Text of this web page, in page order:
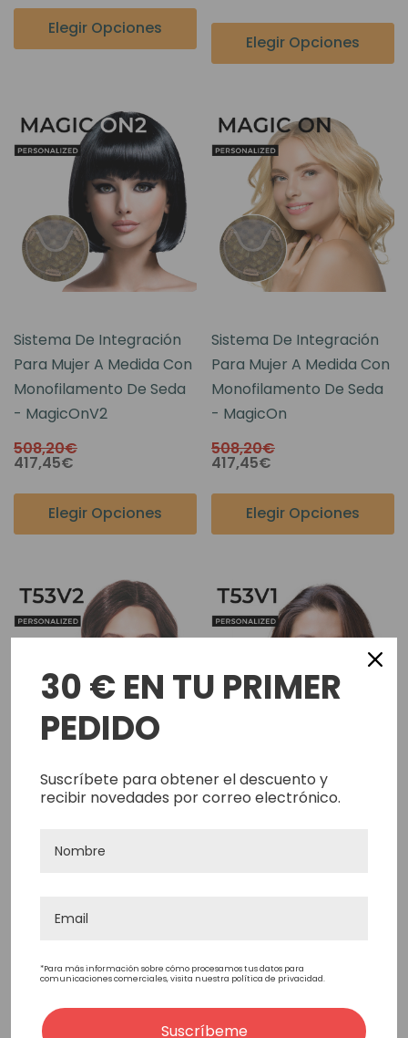
Elegir Opciones
Elegir Opciones
Sistema De Integración
Para Mujer A Medida Con
Monofilamento De Seda
- MagicOnV2
508,20€
417,45€
Elegir Opciones
Sistema De Integración
Para Mujer A Medida Con
Monofilamento De Seda
- MagicOn
508,20€
417,45€
Elegir Opciones
Prótesis Capilar A Medida
Monofilamento De Seda
508,20€
Elegir Opciones Elegir Opciones
30 € EN TU PRIMER
PEDIDO
Suscríbete para obtener el descuento y
recibir novedades por correo electrónico.
*Para más información sobre cómo procesamos tus datos para
comunicaciones comerciales, visita nuestra política de privacidad.
Suscríbeme